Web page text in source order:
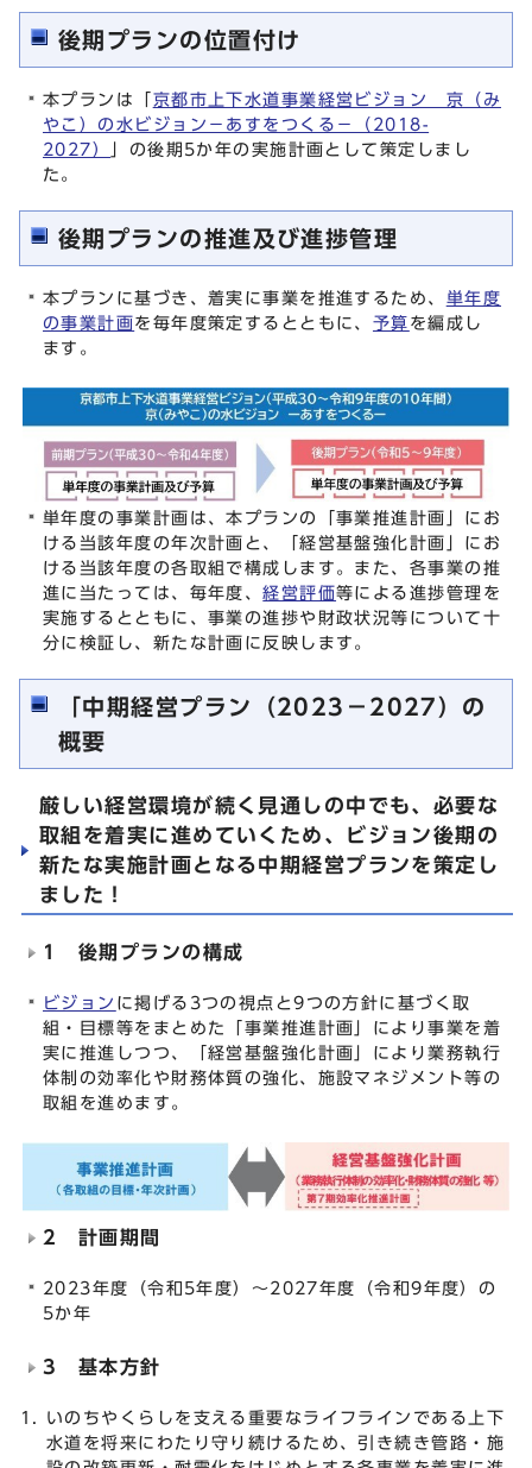
後期プランの位置付け
本プランは「京都市上下水道事業経営ビジョン 京（み
やこ）の水ビジョン－あすをつくる－（2018-
2027）
」の後期5か年の実施計画として策定しまし
た。
後期プランの推進及び進捗管理
本プランに基づき、着実に事業を推進するため、 単年度
の事業計画を毎年度策定するとともに、 予算 を編成し
ます。
単年度の事業計画は、本プランの「事業推進計画」にお
ける当該年度の年次計画と、「経営基盤強化計画」にお
ける当該年度の各取組で構成します。また、各事業の推
進に当たっては、毎年度、経営評価等による進捗管理を
実施するとともに、事業の進捗や財政状況等について十
分に検証し、新たな計画に反映します。
「中期経営プラン（2023－2027）の
概要
厳しい経営環境が続く見通しの中でも、必要な
取組を着実に進めていくため、ビジョン後期の
新たな実施計画となる中期経営プランを策定し
ました！
1 後期プランの構成
ビジョン に掲げる3つの視点と9つの方針に基づく取
組・目標等をまとめた「事業推進計画」により事業を着
実に推進しつつ、「経営基盤強化計画」により業務執行
体制の効率化や財務体質の強化、施設マネジメント等の
取組を進めます。
2 計画期間
2023年度（令和5年度）～2027年度（令和9年度）の
5か年
3 基本方針
いのちやくらしを支える重要なライフラインである上下
水道を将来にわたり守り続けるため、引き続き管路・施